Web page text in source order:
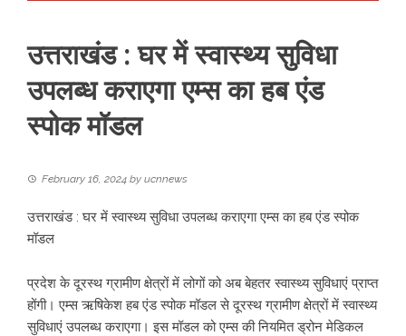
उत्तराखंड : घर में स्वास्थ्य सुविधा
उपलब्ध कराएगा एम्स का हब एंड
स्पोक मॉडल
February 16, 2024 by ucnnews
उत्तराखंड : घर में स्वास्थ्य सुविधा उपलब्ध कराएगा एम्स का हब एंड स्पोक
मॉडल
प्रदेश के दूरस्थ ग्रामीण क्षेत्रों में लोगों को अब बेहतर स्वास्थ्य सुविधाएं प्राप्त
होंगी। एम्स ऋषिकेश हब एंड स्पोक मॉडल से दूरस्थ ग्रामीण क्षेत्रों में स्वास्थ्य
सुविधाएं उपलब्ध कराएगा। इस मॉडल को एम्स की नियमित ड्रोन मेडिकल